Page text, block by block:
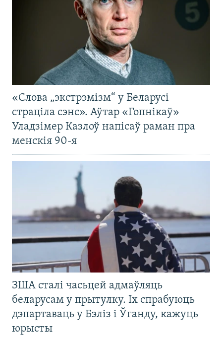
«Слова „экстрэмізм“ у Беларусі
страціла сэнс». Аўтар «Гопнікаў»
Уладзімер Казлоў напісаў раман пра
менскія 90-я
ЗША сталі часьцей адмаўляць
беларусам у прытулку. Іх спрабуюць
дэпартаваць у Бэліз і Ўганду, кажуць
юрысты